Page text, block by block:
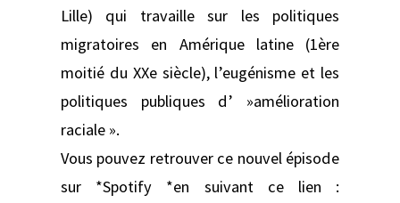
Lille) qui travaille sur les politiques
migratoires en Amérique latine (1ère
moitié du XXe siècle), l’eugénisme et les
politiques publiques d’ »amélioration
raciale ».
Vous pouvez retrouver ce nouvel épisode
sur *Spotify *en suivant ce lien :